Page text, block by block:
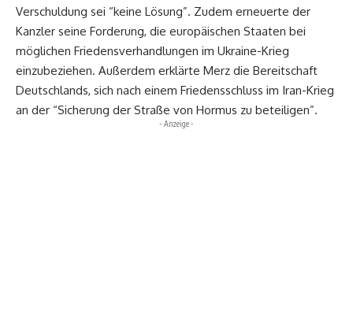
Verschuldung sei “keine Lösung”. Zudem erneuerte der
Kanzler seine Forderung, die europäischen Staaten bei
möglichen Friedensverhandlungen im Ukraine-Krieg
einzubeziehen. Außerdem erklärte Merz die Bereitschaft
Deutschlands, sich nach einem Friedensschluss im Iran-Krieg
an der “Sicherung der Straße von Hormus zu beteiligen”.
- Anzeige -